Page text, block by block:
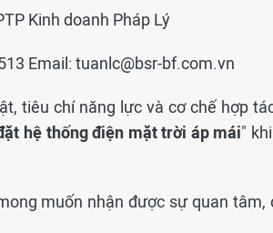
Kinh doanh Pháp Lý
Email: tuanlc@bsr-bf.com.vn
tiêu chí năng lực và cơ chế hợp
hệ thống điện mặt trời áp mái"
muốn nhận được sự quan